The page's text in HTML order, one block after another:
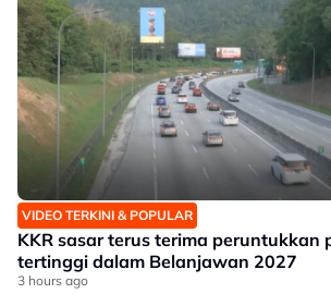
VIDEO TERKINI & POPULAR
KKR sasar terus terima peruntukkan
tertinggi dalam Belanjawan 2027
3 hours ago